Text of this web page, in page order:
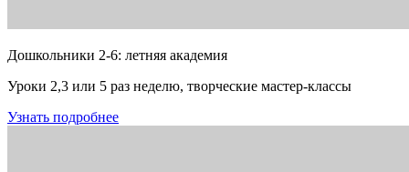
Дошкольники 2-6: летняя академия
Уроки 2,3 или 5 раз неделю, творческие мастер-классы
Узнать подробнее